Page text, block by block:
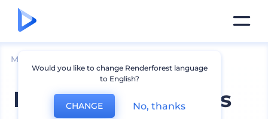
Mockups
Mockups de cadres
Would you like to change Renderforest language
to English?
CHANGE No, thanks